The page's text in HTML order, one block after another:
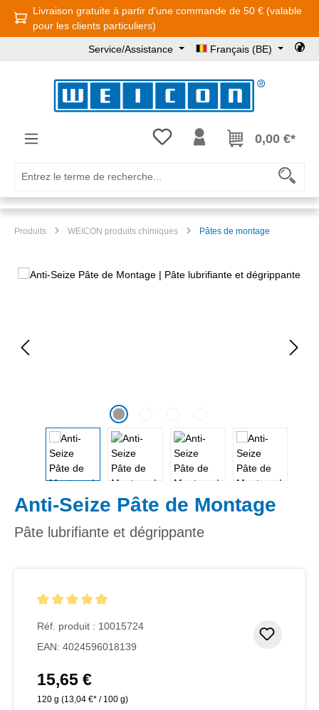
Passer au contenu principal
Livraison gratuite à partir d'une commande de 50 € (valable
pour les clients particuliers)
Service/Assistance Français (BE)
Vous avez 0 articles dans votre
0,00 €*
Produits WEICON produits chimiques Pâtes de montage
Ignorer la galerie d'images
Anti-Seize Pâte de Montage
Pâte lubrifiante et dégrippante
Réf. produit : 10015724
EAN: 4024596018139
Prix régulier :
15,65 €
120 g (13,04 €* / 100 g)